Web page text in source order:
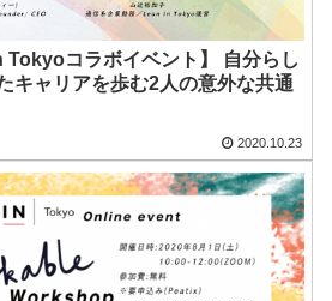
Tokyoコラボイベント】 自分らし
キャリアを歩む2人の意外な共通
2020.10.23